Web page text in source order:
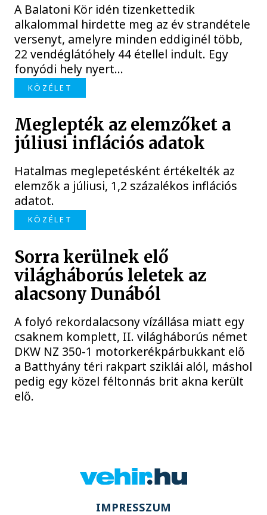
A Balatoni Kör idén tizenkettedik
alkalommal hirdette meg az év strandétele
versenyt, amelyre minden eddiginél több,
22 vendéglátóhely 44 étellel indult. Egy
fonyódi hely nyert...
KÖZÉLET
Meglepték az elemzőket a
júliusi inflációs adatok
Hatalmas meglepetésként értékelték az
elemzők a júliusi, 1,2 százalékos inflációs
adatot.
KÖZÉLET
Sorra kerülnek elő
világháborús leletek az
alacsony Dunából
A folyó rekordalacsony vízállása miatt egy
csaknem komplett, II. világháborús német
DKW NZ 350-1 motorkerékpárbukkant elő
a Batthyány téri rakpart sziklái alól, máshol
pedig egy közel féltonnás brit akna került
elő.
IMPRESSZUM